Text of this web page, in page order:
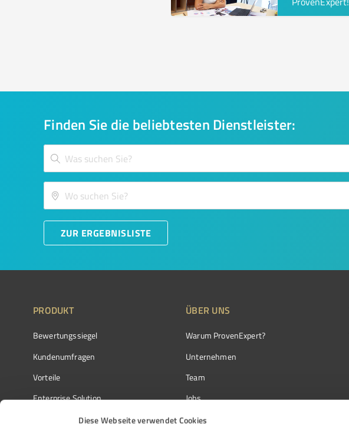
Diese Webseite verwendet Cookies
Finden Sie die beliebtesten Dienstleister:
ZUR ERGEBNISLISTE
PRODUKT
Bewertungssiegel
Kundenumfragen
Vorteile
Enterprise Solution
Partnerprogramm
ÜBER UNS
Warum ProvenExpert?
Unternehmen
Team
Jobs
Kundenstimmen